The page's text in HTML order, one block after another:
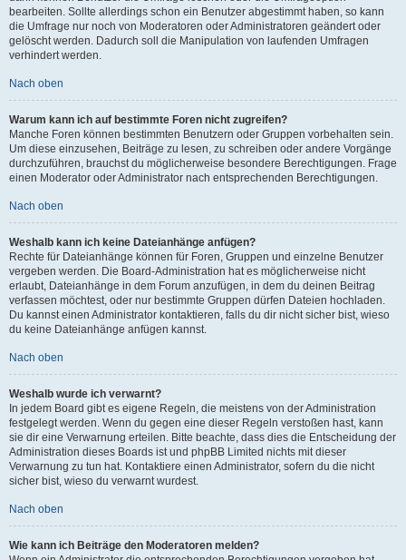
bearbeiten. Sollte allerdings schon ein Benutzer abgestimmt haben, so kann
die Umfrage nur noch von Moderatoren oder Administratoren geändert oder
gelöscht werden. Dadurch soll die Manipulation von laufenden Umfragen
verhindert werden.
Nach oben
Warum kann ich auf bestimmte Foren nicht zugreifen?
Manche Foren können bestimmten Benutzern oder Gruppen vorbehalten sein.
Um diese einzusehen, Beiträge zu lesen, zu schreiben oder andere Vorgänge
durchzuführen, brauchst du möglicherweise besondere Berechtigungen. Frage
einen Moderator oder Administrator nach entsprechenden Berechtigungen.
Nach oben
Weshalb kann ich keine Dateianhänge anfügen?
Rechte für Dateianhänge können für Foren, Gruppen und einzelne Benutzer
vergeben werden. Die Board-Administration hat es möglicherweise nicht
erlaubt, Dateianhänge in dem Forum anzufügen, in dem du deinen Beitrag
verfassen möchtest, oder nur bestimmte Gruppen dürfen Dateien hochladen.
Du kannst einen Administrator kontaktieren, falls du dir nicht sicher bist, wieso
du keine Dateianhänge anfügen kannst.
Nach oben
Weshalb wurde ich verwarnt?
In jedem Board gibt es eigene Regeln, die meistens von der Administration
festgelegt werden. Wenn du gegen eine dieser Regeln verstoßen hast, kann
sie dir eine Verwarnung erteilen. Bitte beachte, dass dies die Entscheidung der
Administration dieses Boards ist und phpBB Limited nichts mit dieser
Verwarnung zu tun hat. Kontaktiere einen Administrator, sofern du die nicht
sicher bist, wieso du verwarnt wurdest.
Nach oben
Wie kann ich Beiträge den Moderatoren melden?